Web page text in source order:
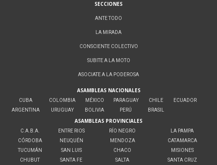
SECCIONES
ANTE TODO
LA MIRADA
CONSCIENTE COLECTIVO
SUBITE A LA MOTO
ASOCIATE A LA PODEROSA
ASAMBLEAS NACIONALES
CUBA
ARGENTINA
COLOMBIA
URUGUAY
MÉXICO
BOLIVIA
PARAGUAY
PERÚ
CHILE
BRASIL
ECUADOR
ASAMBLEAS PROVINCIALES
C.A.B.A.
CÓRDOBA
TUCUMÁN
CHUBUT
ENTRE RIOS
NEUQUÉN
SAN LUIS
SANTA FE
RÍO NEGRO
MENDOZA
CHACO
SALTA
LA PAMPA
CATAMARCA
MISIONES
SANTA CRUZ